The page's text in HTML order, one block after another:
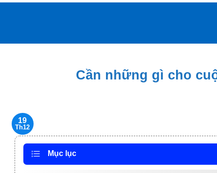
Bỏ
dung
Cần những gì cho
19
Th12
Mục lục